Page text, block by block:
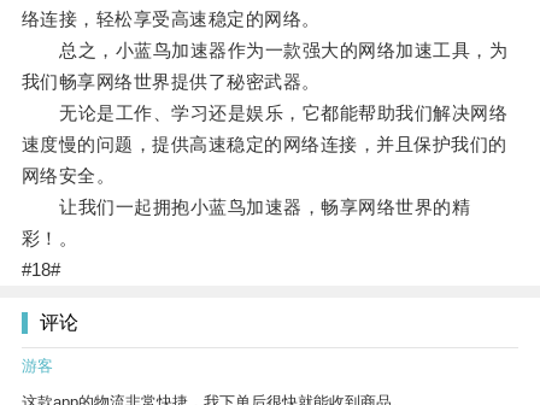
络连接，轻松享受高速稳定的网络。
总之，小蓝鸟加速器作为一款强大的网络加速工具，为
我们畅享网络世界提供了秘密武器。
无论是工作、学习还是娱乐，它都能帮助我们解决网络
速度慢的问题，提供高速稳定的网络连接，并且保护我们的
网络安全。
让我们一起拥抱小蓝鸟加速器，畅享网络世界的精
彩！。
#18#
评论
游客